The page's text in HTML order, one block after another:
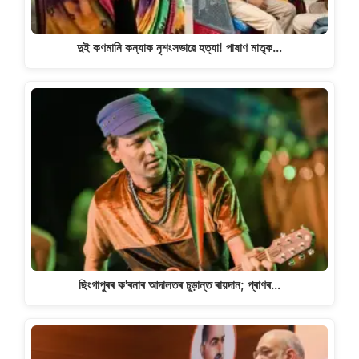
দুই কণমানি কন্যাক নৃশংসভাৱে হত্যা! পাষাণ মাতৃক…
ছিংগাপুৰৰ ক'ৰনাৰ আদালতৰ চূড়ান্ত ৰায়দান; প্ৰাণৰ…